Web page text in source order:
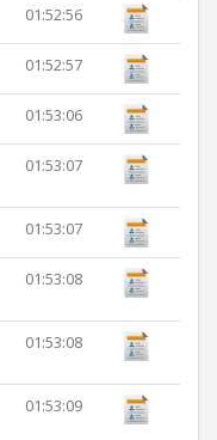
01:52:56
01:52:57
01:53:06
01:53:07
01:53:07
01:53:08
01:53:08
01:53:09